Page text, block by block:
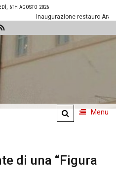
6TH AGOSTO 2026
Inaugurazione restauro
di
Menu
di una “Figura